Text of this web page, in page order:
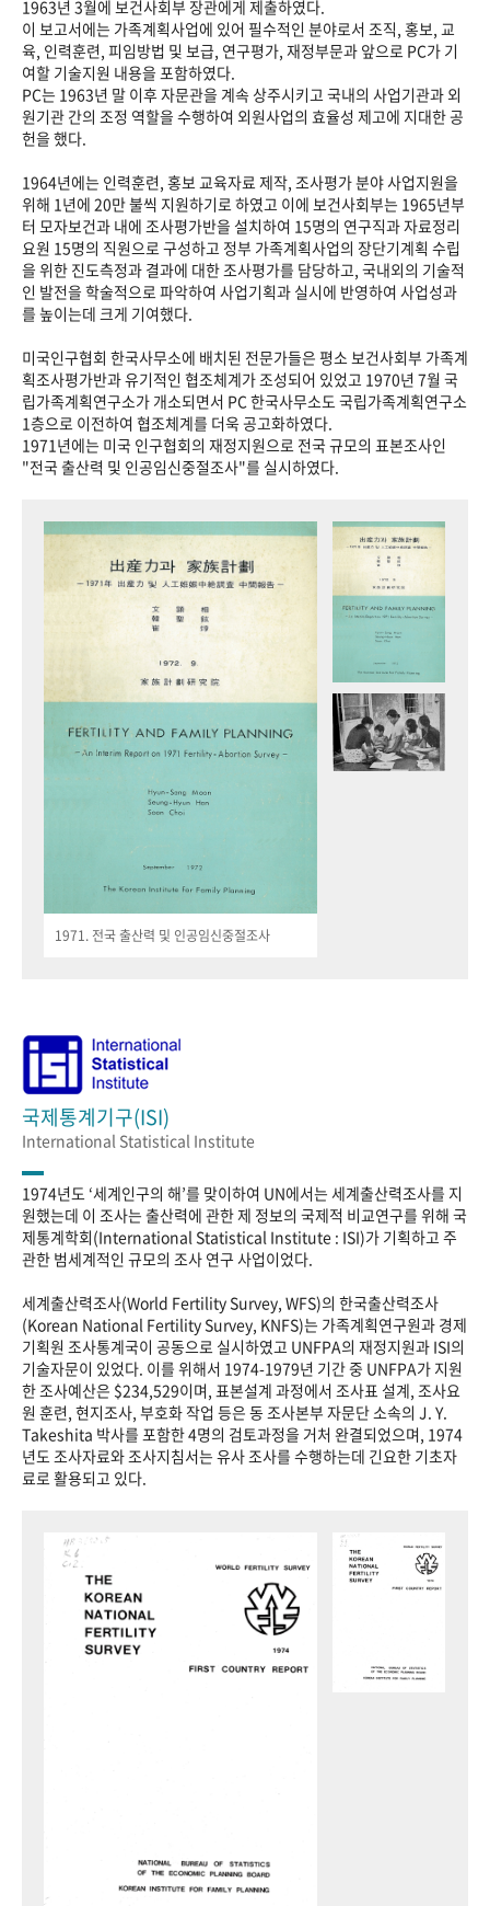
1963년 3월에 보건사회부 장관에게 제출하였다.
이 보고서에는 가족계획사업에 있어 필수적인 분야로서 조직, 홍보, 교
육, 인력훈련, 피임방법 및 보급, 연구평가, 재정부문과 앞으로 PC가 기
여할 기술지원 내용을 포함하였다.
PC는 1963년 말 이후 자문관을 계속 상주시키고 국내의 사업기관과 외
원기관 간의 조정 역할을 수행하여 외원사업의 효율성 제고에 지대한 공
헌을 했다.
1964년에는 인력훈련, 홍보 교육자료 제작, 조사평가 분야 사업지원을
위해 1년에 20만 불씩 지원하기로 하였고 이에 보건사회부는 1965년부
터 모자보건과 내에 조사평가반을 설치하여 15명의 연구직과 자료정리
요원 15명의 직원으로 구성하고 정부 가족계획사업의 장단기계획 수립
을 위한 진도측정과 결과에 대한 조사평가를 담당하고, 국내외의 기술적
인 발전을 학술적으로 파악하여 사업기획과 실시에 반영하여 사업성과
를 높이는데 크게 기여했다.
미국인구협회 한국사무소에 배치된 전문가들은 평소 보건사회부 가족계
획조사평가반과 유기적인 협조체계가 조성되어 있었고 1970년 7월 국
립가족계획연구소가 개소되면서 PC 한국사무소도 국립가족계획연구소
1층으로 이전하여 협조체계를 더욱 공고화하였다.
1971년에는 미국 인구협회의 재정지원으로 전국 규모의 표본조사인
"전국 출산력 및 인공임신중절조사"를 실시하였다.
1971. 전국 출산력 및 인공임신중절조사
국제통계기구(ISI)
International Statistical Institute
1974년도 ‘세계인구의 해’를 맞이하여 UN에서는 세계출산력조사를 지
원했는데 이 조사는 출산력에 관한 제 정보의 국제적 비교연구를 위해 국
제통계학회(International Statistical Institute : ISI)가 기획하고 주
관한 범세계적인 규모의 조사 연구 사업이었다.
세계출산력조사(World Fertility Survey, WFS)의 한국출산력조사
(Korean National Fertility Survey, KNFS)는 가족계획연구원과 경제
기획원 조사통계국이 공동으로 실시하였고 UNFPA의 재정지원과 ISI의
기술자문이 있었다. 이를 위해서 1974-1979년 기간 중 UNFPA가 지원
한 조사예산은 $234,529이며, 표본설계 과정에서 조사표 설계, 조사요
원 훈련, 현지조사, 부호화 작업 등은 동 조사본부 자문단 소속의 J. Y.
Takeshita 박사를 포함한 4명의 검토과정을 거처 완결되었으며, 1974
년도 조사자료와 조사지침서는 유사 조사를 수행하는데 긴요한 기초자
료로 활용되고 있다.